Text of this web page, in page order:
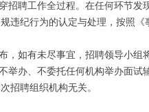
聘工作全过程。在任何环节发
违纪行为的认定与处理，按照
如有未尽事宜，招聘领导小组
办、不委托任何机构举办面试
招聘组织机构无关。